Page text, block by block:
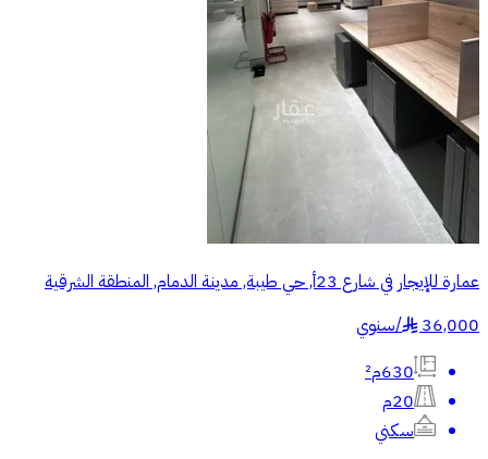
عمارة للإيجار في شارع 23أ, حي طيبة, مدينة الدمام, المنطقة الشرقية
36,000
§
/سنوي
630م²
20م
سكني